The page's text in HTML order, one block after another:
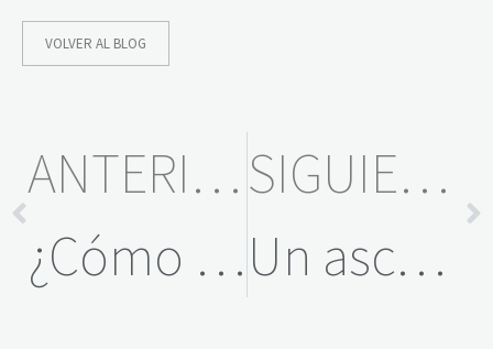
VOLVER AL BLOG
ANTERIOR
¿Cómo se instala un Ascensor Neumático en una casa?
SIGUIENTE
Un ascensor en casa: funcionalidad y diseño